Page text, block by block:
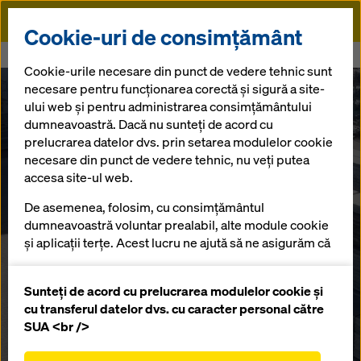
Doka
Cumpărați și închiriați soluții de cofraj - Contact Cluj
Închiriere și vânzare de sisteme de cofrare si
elemente de protectie Doka Cluj
Filială Cluj
Sediul nostru se află în Com. Florești, pe DN1 Km
490+13, județul Cluj. Din pasiune pentru cofraje, îi
ajutăm pe clienții noștri să construiască mai eficient,
T: +40 724 392 637
Cookie-uri de consimțământ
Cookie-urile necesare din punct de vedere tehnic sunt
necesare pentru funcționarea corectă și sigură a site-
ului web și pentru administrarea consimțământului
dumneavoastră. Dacă nu sunteți de acord cu
prelucrarea datelor dvs. prin setarea modulelor cookie
necesare din punct de vedere tehnic, nu veți putea
accesa site-ul web.
De asemenea, folosim, cu consimțământul
dumneavoastră voluntar prealabil, alte module cookie
și aplicații terțe. Acest lucru ne ajută să ne asigurăm că
îmbunătățirea continuă a funcționalității site-ului
nostru web (cookie-uri funcționale și statistice),
facilitarea unui proces de cumpărare fără
Sunteți de acord cu prelucrarea modulelor cookie și
cu transferul datelor dvs. cu caracter personal către
SUA <br />